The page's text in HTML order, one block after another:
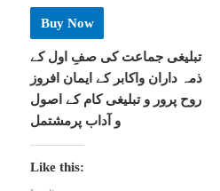
was:
₹ 270.₹ 175.
Buy Now
تبلیغی جماعت کی صفِ اول کے
ذمہ داران واکابر کے ایمان افروز
روح پرور و تبلیغی کام کے اصول
و آداب پرمشتمل
Like this: